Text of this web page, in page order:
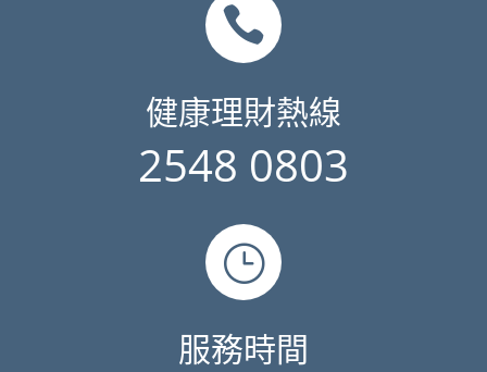

健康理財熱線
2548 0803
}
服務時間